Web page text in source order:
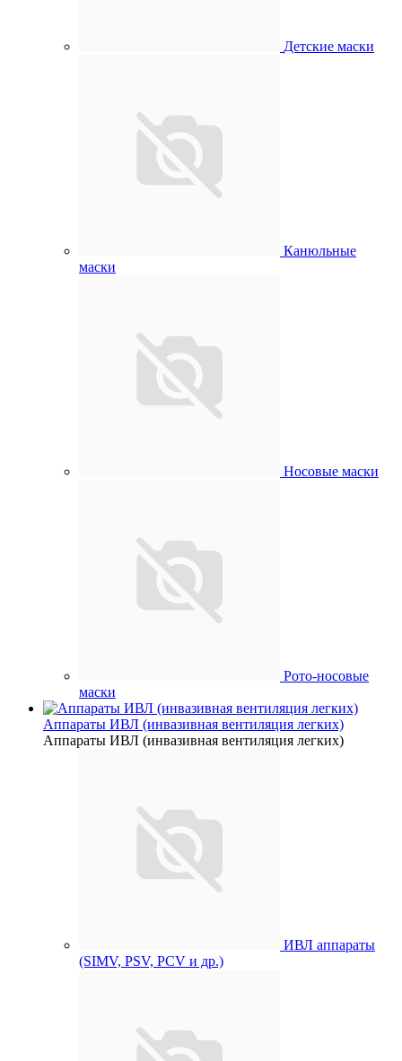
Детские маски
Канюльные
маски
Носовые маски
Рото-носовые
маски
Аппараты ИВЛ (инвазивная вентиляция легких)
Аппараты ИВЛ (инвазивная вентиляция легких)
ИВЛ аппараты
(SIMV, PSV, PCV и др.)